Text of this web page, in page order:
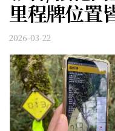
里程牌位置
2026-03-22